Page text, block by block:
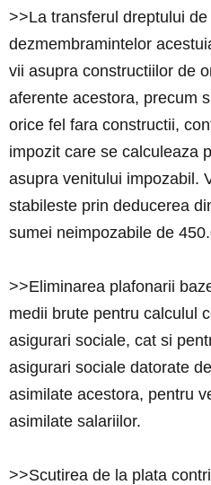
>>La transferul dreptului
dezmembramintelor
vii asupra constructiilor de
aferente acestora, precum
orice fel fara constructii,
impozit care se calculeaza
asupra venitului impozabil.
stabileste prin deducerea
sumei neimpozabile de
>>Eliminarea plafonarii
medii brute pentru calculul
asigurari sociale, cat si
asigurari sociale datorate
asimilate acestora, pentru
asimilate salariilor.
>>Scutirea de la plata